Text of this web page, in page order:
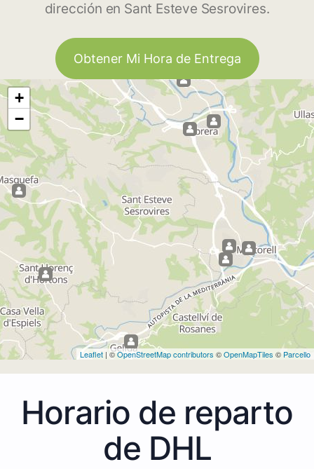
dirección en Sant Esteve Sesrovires.
Obtener Mi Hora de Entrega
+
−
Leaflet | ©OpenStreetMap contributors ©OpenMapTiles © Parcello
Horario de reparto
de DHL